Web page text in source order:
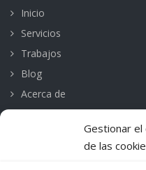
Gestionar
de las
Inicio
Servicios
Trabajos
Blog
Acerca de